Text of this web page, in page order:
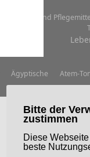
Bitte der
zustimmen
Diese
beste
Haus- und
Ägyptische Atem-